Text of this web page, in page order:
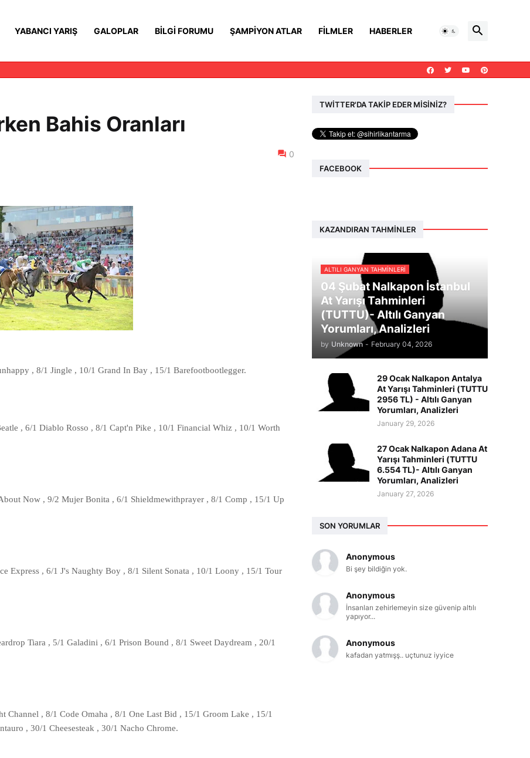
YABANCI YARIŞ GALOPLAR BILGI FORUMU ŞAMPIYON ATLAR FILMLER HABERLER
Bahis Oranları
0
, 8/1 Jingle , 10/1 Grand In Bay , 15/1 Barefootbootlegger.
, 6/1 Diablo Rosso , 8/1 Capt'n Pike , 10/1 Financial Whiz , 10/1 Worth
Now , 9/2 Mujer Bonita , 6/1 Shieldmewithprayer , 8/1 Comp , 15/1 Up
Express , 6/1 J's Naughty Boy , 8/1 Silent Sonata , 10/1 Loony , 15/1 Tour
Tiara , 5/1 Galadini , 6/1 Prison Bound , 8/1 Sweet Daydream , 20/1
Channel , 8/1 Code Omaha , 8/1 One Last Bid , 15/1 Groom Lake , 15/1
, 30/1 Cheesesteak , 30/1 Nacho Chrome.
TWİTTER'DA TAKİP EDER MİSİNİZ?
FACEBOOK
KAZANDIRAN TAHMINLER
ALTILI GANYAN TAHMINLERI
04 Şubat Nalkapon İstanbul
At Yarışı Tahminleri
(TUTTU)- Altılı Ganyan
Yorumları, Analizleri
by Unknown - February 04, 2026
29 Ocak Nalkapon Antalya
At Yarışı Tahminleri (TUTTU
2956 TL) - Altılı Ganyan
Yorumları, Analizleri
January 29, 2026
27 Ocak Nalkapon Adana At
Yarışı Tahminleri (TUTTU
6.554 TL)- Altılı Ganyan
Yorumları, Analizleri
January 27, 2026
SON YORUMLAR
Anonymous
Bi şey bildiğin yok.
Anonymous
İnsanları zehirlemeyin size güvenip altılı
yapıyor...
Anonymous
kafadan yatmışş.. uçtunuz iyyice